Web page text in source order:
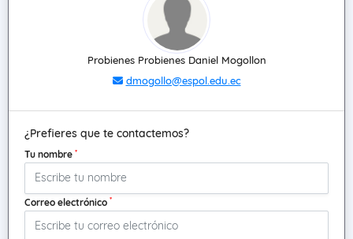
Probienes Probienes Daniel Mogollon
dmogollo@espol.edu.ec
¿Prefieres que te contactemos?
Tu nombre *
Correo electrónico *